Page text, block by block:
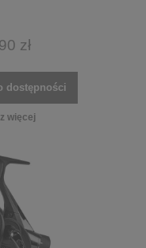
zł
dostępności
więcej